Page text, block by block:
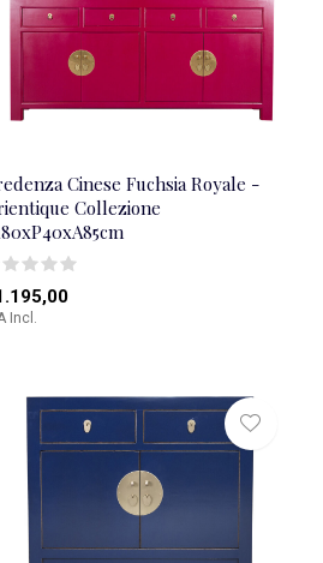
Cinese Fuchsia Royale -
Collezione
Incl.